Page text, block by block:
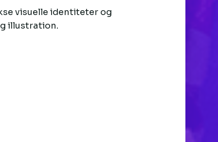
visuelle identiteter og
illustration.